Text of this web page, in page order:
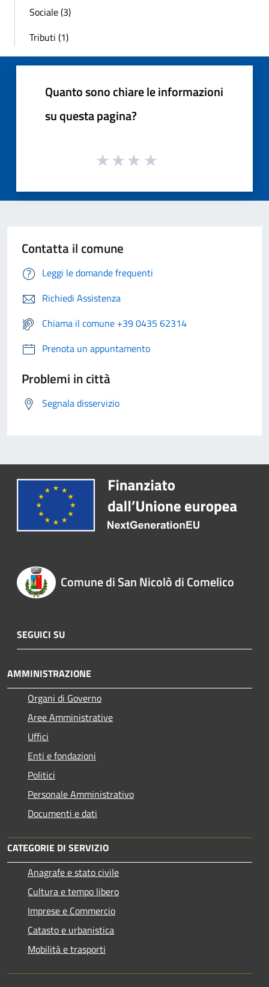
Sociale (3)
Tributi (1)
Quanto sono chiare le informazioni
su questa pagina?
Contatta il comune
Leggi le domande frequenti
Richiedi Assistenza
Chiama il comune +39 0435 62314
Prenota un appuntamento
Problemi in città
Segnala disservizio
Comune di San Nicolò di Comelico
SEGUICI SU
AMMINISTRAZIONE
Organi di Governo
Aree Amministrative
Uffici
Enti e fondazioni
Politici
Personale Amministrativo
Documenti e dati
CATEGORIE DI SERVIZIO
Anagrafe e stato civile
Cultura e tempo libero
Imprese e Commercio
Catasto e urbanistica
Mobilità e trasporti